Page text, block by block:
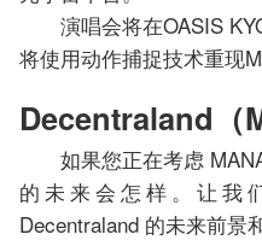
演唱会将在OASIS
将使用动作捕捉技术重现
Decentraland（
如果您正在考虑
的未来会怎样。让我
Decentraland 的未来前景